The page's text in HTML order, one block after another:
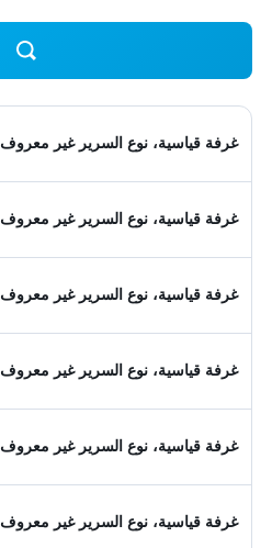
غرفة قياسية، نوع السرير غير معروف
غرفة قياسية، نوع السرير غير معروف
غرفة قياسية، نوع السرير غير معروف
غرفة قياسية، نوع السرير غير معروف
غرفة قياسية، نوع السرير غير معروف
غرفة قياسية، نوع السرير غير معروف